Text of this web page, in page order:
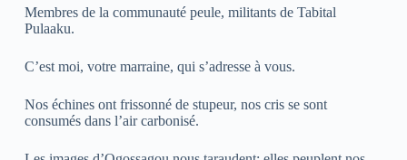
Membres de la communauté peule, militants de Tabital
Pulaaku.
C’est moi, votre marraine, qui s’adresse à vous.
Nos échines ont frissonné de stupeur, nos cris se sont
consumés dans l’air carbonisé.